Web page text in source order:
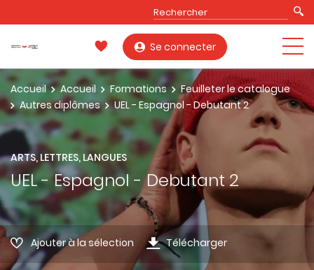
Se connecter
Accueil Accueil Formations
Feuilleter le catalogue
Autres diplômes
UEL - Espagnol - Debutant 2
ARTS, LETTRES, LANGUES
UEL - Espagnol - Debutant 2
Ajouter à la sélection Télécharger